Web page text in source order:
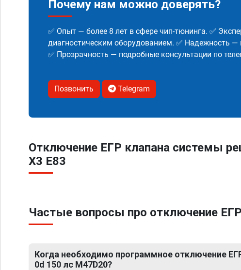
Почему нам можно доверять?
✅ Опыт — более 8 лет в сфере чип-тюнинга. ✅
диагностическим оборудованием. ✅ Надежность —
✅ Прозрачность — подробные консультации по
Позвонить Telegram
Отключение ЕГР клапана системы
X3 E83
Частые вопросы про отключение
Когда необходимо программное отключение ЕГР
0d 150 лс M47D20?